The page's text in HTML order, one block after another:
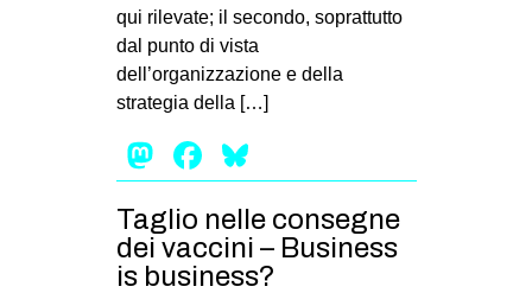
MONDO
EVENTI
tw
qui rilevate; il secondo, soprattutto
dal punto di vista
dell’organizzazione e della
strategia della […]
Mastodon
Facebook
Taglio nelle consegne
dei vaccini – Business
is business?